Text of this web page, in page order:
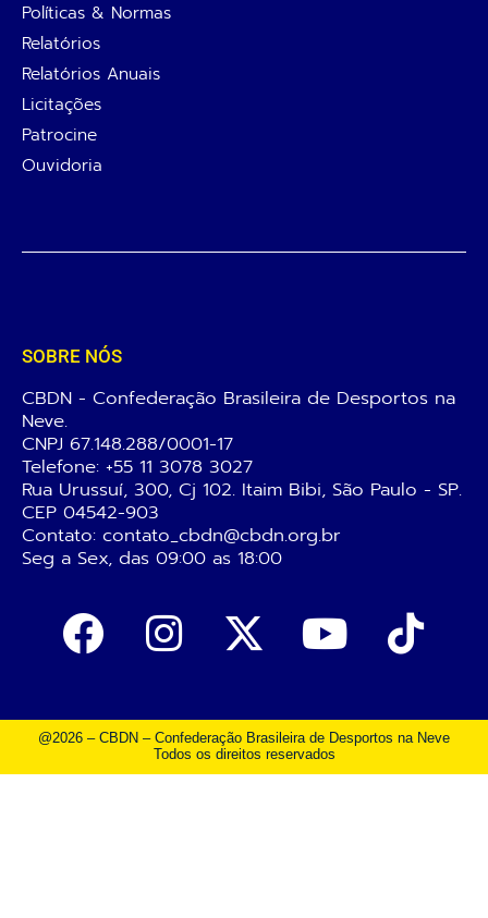
Políticas & Normas
Relatórios
Relatórios Anuais
Licitações
Patrocine
Ouvidoria
SOBRE NÓS
CBDN - Confederação Brasileira de Desportos na
Neve.
CNPJ 67.148.288/0001-17
Telefone: +55 11 3078 3027
Rua Urussuí, 300, Cj 102. Itaim Bibi, São Paulo - SP.
CEP 04542-903
Contato: contato_cbdn@cbdn.org.br
Seg a Sex, das 09:00 as 18:00
@2026 – CBDN – Confederação Brasileira de Desportos na Neve
Todos os direitos reservados